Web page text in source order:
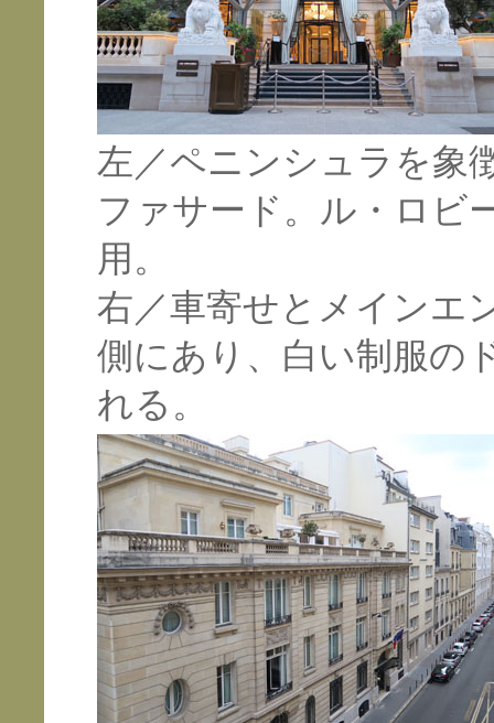
左／ペニンシュラを象
ファサード。ル・ロビ
用。
右／車寄せとメインエ
側にあり、白い制服の
れる。